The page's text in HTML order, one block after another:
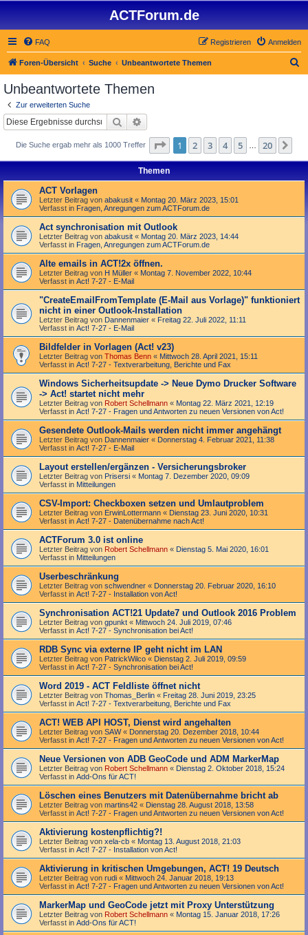
ACTForum.de
FAQ Anmelden
Registrieren
Foren-Übersicht Suche Unbeantwortete Themen
Unbeantwortete Themen
Zur erweiterten Suche
Suche
Die Suche ergab mehr als 1000 Treffer Seite 1von 20
1 2 3 4 5 20
Themen
ACT Vorlagen
Letzter Beitrag von abakusit « Montag 20. März 2023, 15:01
Verfasst in Fragen, Anregungen zum ACTForum.de
Act synchronisation mit Outlook
Letzter Beitrag von abakusit « Montag 20. März 2023, 14:44
Verfasst in Fragen, Anregungen zum ACTForum.de
Alte emails in ACT!2x öffnen.
Letzter Beitrag von H Müller « Montag 7. November 2022, 10:44
Verfasst in Act! 7-27 - E-Mail
"Create­Email­From­Template (E-Mail aus Vorlage)" funktioniert
nicht in einer Outlook-Installation
Letzter Beitrag von Dannenmaier « Freitag 22. Juli 2022, 11:11
Verfasst in Act! 7-27 - E-Mail
Bildfelder in Vorlagen (Act! v23)
Letzter Beitrag von Thomas Benn « Mittwoch 28. April 2021, 15:11
Verfasst in Act! 7-27 - Text­­ver­arbei­tung, Berichte und Fax
Windows Sicherheitsupdate -> Neue Dymo Drucker Software
-> Act! startet nicht mehr
Letzter Beitrag von Robert Schellmann « Montag 22. März 2021, 12:19
Verfasst in Act! 7-27 - Fragen und Antworten zu neuen Versionen von Act!
Gesendete Outlook-Mails werden nicht immer angehängt
Letzter Beitrag von Dannenmaier « Donnerstag 4. Februar 2021, 11:38
Verfasst in Act! 7-27 - E-Mail
Layout erstellen/ergänzen - Versicherungsbroker
Letzter Beitrag von Prisersi « Montag 7. Dezember 2020, 09:09
Verfasst in Mitteilungen
CSV-Import: Checkboxen setzen und Umlautproblem
Letzter Beitrag von ErwinLottermann « Dienstag 23. Juni 2020, 10:31
Verfasst in Act! 7-27 - Datenübernahme nach Act!
ACTForum 3.0 ist online
Letzter Beitrag von Robert Schellmann « Dienstag 5. Mai 2020, 16:01
Verfasst in Mitteilungen
Userbeschränkung
Letzter Beitrag von schwendner « Donnerstag 20. Februar 2020, 16:10
Verfasst in Act! 7-27 - Installation von Act!
Synchronisation ACT!21 Update7 und Outlook 2016 Problem
Letzter Beitrag von gpunkt « Mittwoch 24. Juli 2019, 07:46
Verfasst in Act! 7-27 - Synchronisation bei Act!
RDB Sync via externe IP geht nicht im LAN
Letzter Beitrag von PatrickWilco « Dienstag 2. Juli 2019, 09:59
Verfasst in Act! 7-27 - Synchronisation bei Act!
Word 2019 - ACT Feldliste öffnet nicht
Letzter Beitrag von Thomas_Berlin « Freitag 28. Juni 2019, 23:25
Verfasst in Act! 7-27 - Text­­ver­arbei­tung, Berichte und Fax
ACT! WEB API HOST, Dienst wird angehalten
Letzter Beitrag von SAW« Donnerstag 20. Dezember 2018, 10:44
Verfasst in Act! 7-27 - Fragen und Antworten zu neuen Versionen von Act!
Neue Versionen von ADB GeoCode und ADM MarkerMap
Letzter Beitrag von Robert Schellmann « Dienstag 2. Oktober 2018, 15:24
Verfasst in Add-Ons für ACT!
Löschen eines Benutzers mit Datenübernahme bricht ab
Letzter Beitrag von martins42 « Dienstag 28. August 2018, 13:58
Verfasst in Act! 7-27 - Fragen und Antworten zu neuen Versionen von Act!
Aktivierung kostenpflichtig?!
Letzter Beitrag von xela-cb « Montag 13. August 2018, 21:03
Verfasst in Act! 7-27 - Installation von Act!
Aktivierung in kritischen Umgebungen, ACT! 19 Deutsch
Letzter Beitrag von rudi « Mittwoch 24. Januar 2018, 19:13
Verfasst in Act! 7-27 - Fragen und Antworten zu neuen Versionen von Act!
MarkerMap und GeoCode jetzt mit Proxy Unterstützung
Letzter Beitrag von Robert Schellmann « Montag 15. Januar 2018, 17:26
Verfasst in Add-Ons für ACT!